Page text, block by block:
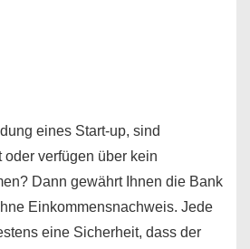
eines Start-up, sind
oder verfügen über kein
Dann gewährt Ihnen die Bank
Einkommensnachweis. Jede
eine Sicherheit, dass der